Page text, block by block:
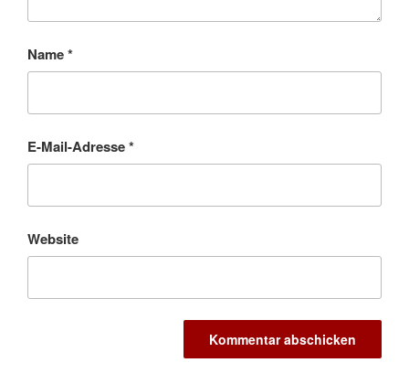
Name*
E-Mail-Adresse*
Website